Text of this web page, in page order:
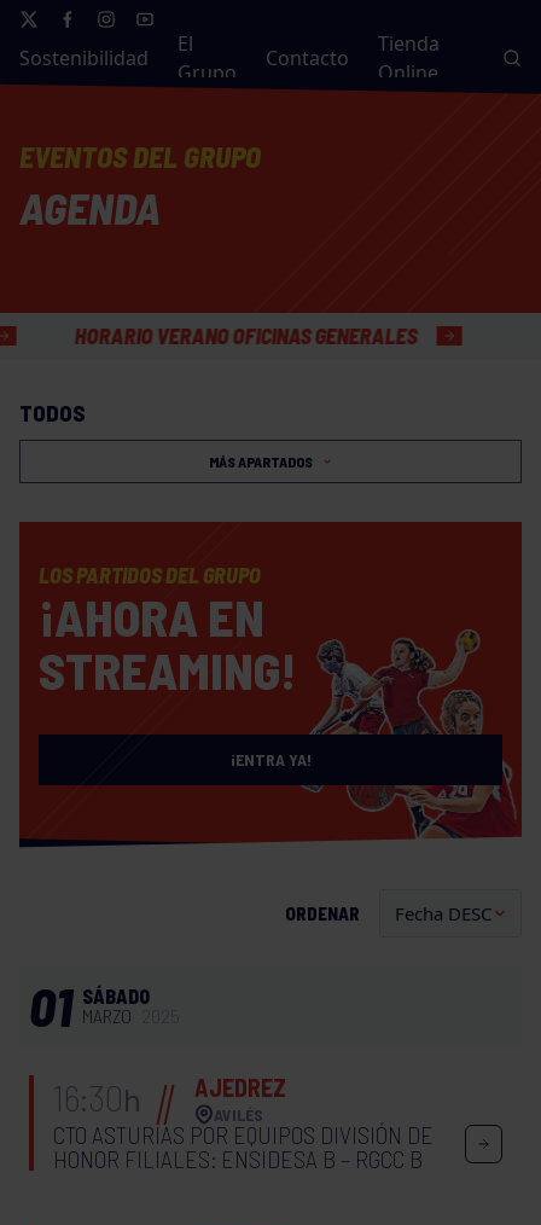
Sostenibilidad
El
Grupo
Contacto
Tienda
Online
EVENTOS DEL GRUPO
AGENDA
HORARIO VERANO OFICINAS GENERALES
TODOS
MÁS APARTADOS
LOS PARTIDOS DEL GRUPO
¡AHORA EN
STREAMING!
¡ENTRA YA!
ORDENAR
01 SÁBADO
MARZO
16:30h AJEDREZ
AVILÉS
CTO ASTURIAS POR EQUIPOS DIVISIÓN DE
HONOR FILIALES: ENSIDESA B – RGCC B